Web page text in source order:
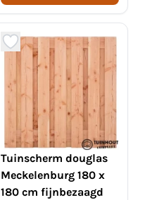
Tuinscherm douglas
Meckelenburg 180 x
180 cm fijnbezaagd